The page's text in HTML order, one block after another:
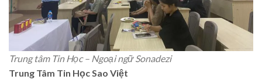
Trung tâm Tin Học – Ngoại ngữ Sonadezi
Trung Tâm Tin Học Sao Việt